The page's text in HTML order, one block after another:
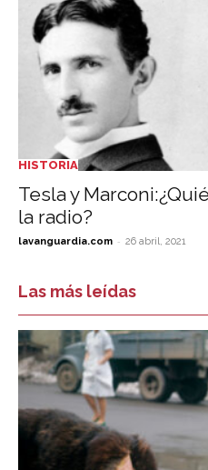
HISTORIA
Tesla y
la radio?
lavanguardia.com - 26 abril, 2021
Las más leídas